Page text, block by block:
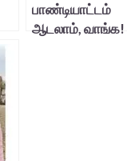
பாண்டியாட்டம்
ஆடலாம், வாங்க!